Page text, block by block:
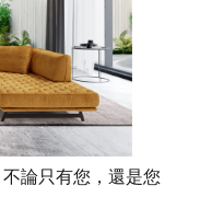
論只有您，還是您